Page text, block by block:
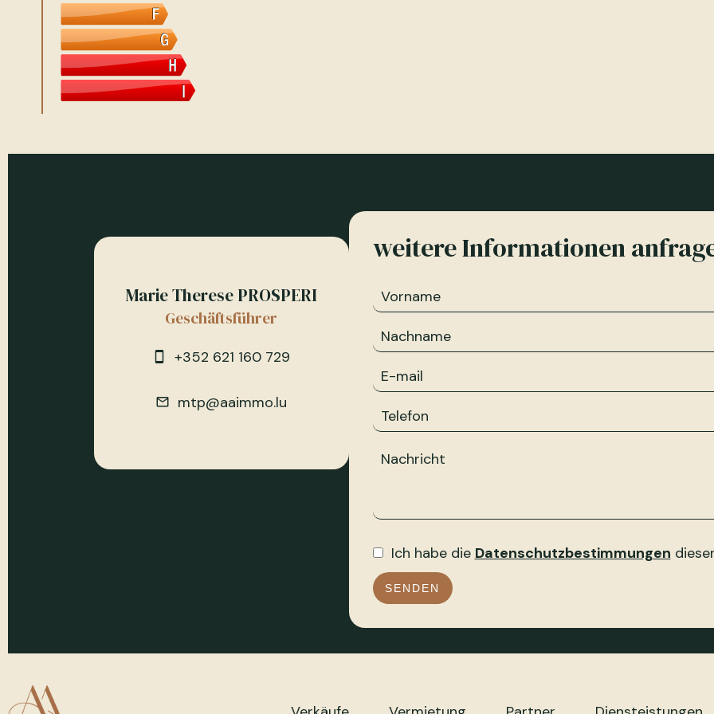
Marie Therese PROSPERI
Geschäftsführer
+352 621 160 729
mtp@aaimmo.lu
weitere Informationen
Ich habe die Datenschutzbestimmungen
SENDEN